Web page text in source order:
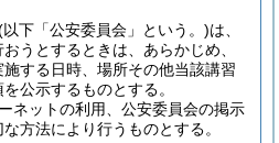
以下「公安委員会」という。)は、
うとするときは、あらかじめ、
する日時、場所その他当該講習
公示するものとする。
ネットの利用、公安委員会の掲示
方法により行うものとする。